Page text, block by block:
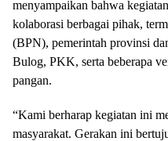
menyampaikan bahwa
kolaborasi berbagai pihak,
(BPN), pemerintah provinsi
Bulog, PKK, serta beberapa
pangan.
“Kami berharap kegiatan ini
masyarakat. Gerakan ini